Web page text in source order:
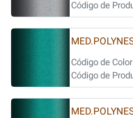
Código de
Código de
Código de